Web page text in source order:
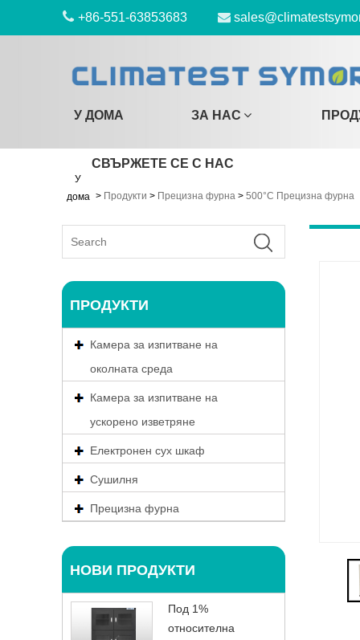
+86-551-63853683
У ДОМА ЗА НАС
СВЪРЖЕТЕ СЕ С НАС
У
дома > Продукти > Прецизна фурна > 500°C Прецизна фурна
ПРОДУКТИ
Камера за изпитване на
околната среда
Камера за изпитване на
ускорено изветряне
Електронен сух шкаф
Сушилня
Прецизна фурна
НОВИ ПРОДУКТИ
Под 1%
относителна